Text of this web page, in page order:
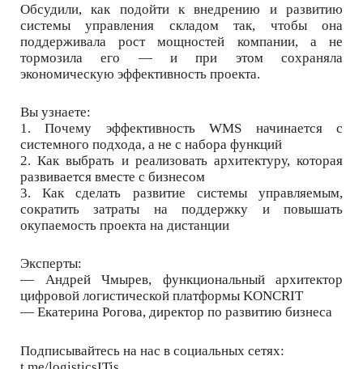
Обсудили, как подойти к внедрению и развитию
системы управления складом так, чтобы она
поддерживала рост мощностей компании, а не
тормозила его — и при этом сохраняла
экономическую эффективность проекта.
Вы узнаете:
1. Почему эффективность WMS начинается с
системного подхода, а не с набора функций
2. Как выбрать и реализовать архитектуру, которая
развивается вместе с бизнесом
3. Как сделать развитие системы управляемым,
сократить затраты на поддержку и повышать
окупаемость проекта на дистанции
Эксперты:
— Андрей Чмырев, функциональный архитектор
цифровой логистической платформы KONCRIT
— Екатерина Рогова, директор по развитию бизнеса
Подписывайтесь на нас в социальных сетях: